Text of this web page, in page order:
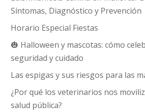
Síntomas, Diagnóstico y Prevención
Horario Especial Fiestas
🎃 Halloween y mascotas: cómo
seguridad y cuidado
Las espigas y sus riesgos para las
¿Por qué los veterinarios nos
salud pública?